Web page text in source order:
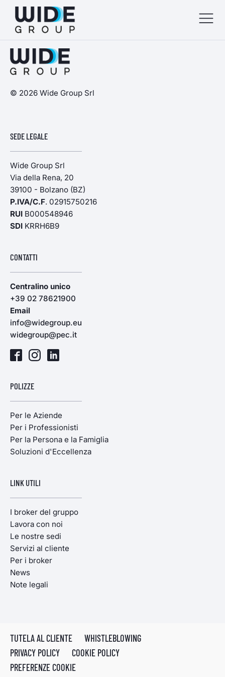
© 2026 Wide Group Srl
SEDE LEGALE
Wide Group Srl
Via della Rena, 20
39100 - Bolzano (BZ)
P.IVA/C.F. 02915750216
RUI B000548946
SDI KRRH6B9
CONTATTI
Centralino unico
+39 02 78621900
Email
info@widegroup.eu
widegroup@pec.it
POLIZZE
Per le Aziende
Per i Professionisti
Per la Persona e la Famiglia
Soluzioni d'Eccellenza
LINK UTILI
I broker del gruppo
Lavora con noi
Le nostre sedi
Servizi al cliente
Per i broker
News
Note legali
TUTELA AL CLIENTE
WHISTLEBLOWING
PRIVACY POLICY
COOKIE POLICY
PREFERENZE COOKIE